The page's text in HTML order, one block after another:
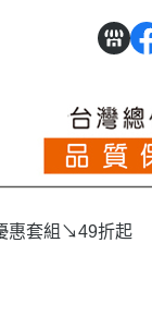
惠套組↘49折起